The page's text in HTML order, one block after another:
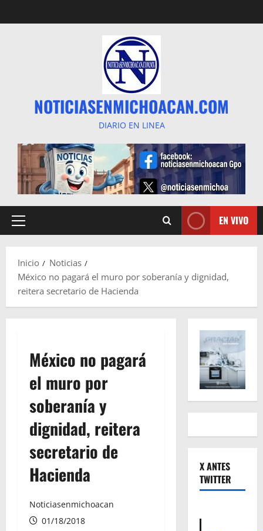
al
NOTICIASENMICHOACAN.COM
DIARIO EN LINEA
Menú
EN VIVO
Inicio
Noticias
México no pagará el muro por soberanía y dignidad,
reitera secretario de Hacienda
México no pagará
el muro por
soberanía y
dignidad, reitera
secretario de
Hacienda
Noticiasenmichoacan
01/18/2018
X ANTES
TWITTER